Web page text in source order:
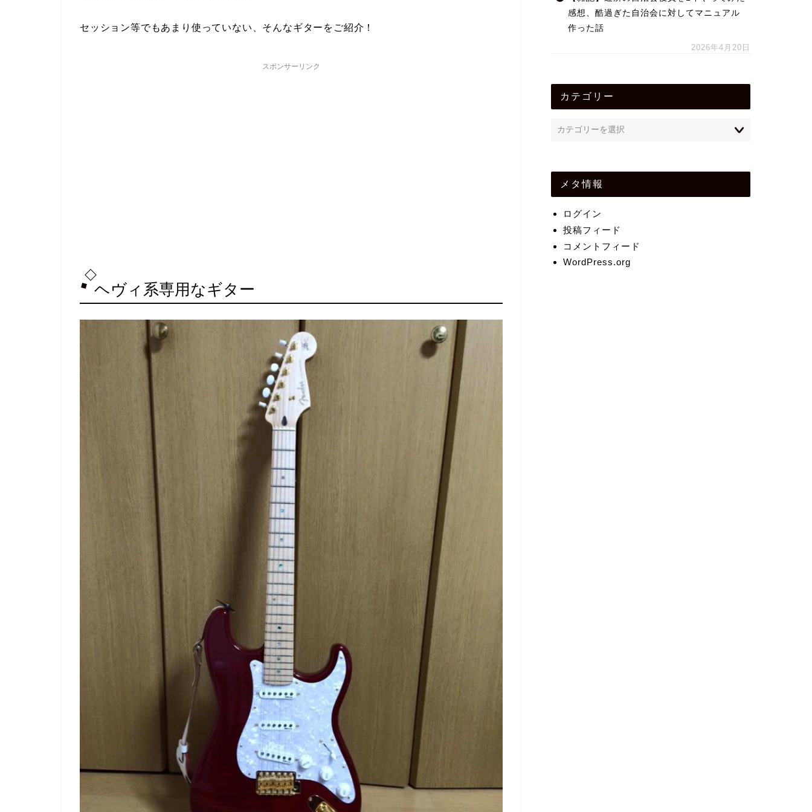
セッション等でもあまり使っていない、そんなギターをご紹介！
スポンサーリンク
ヘヴィ系専用なギター
感想、酷過ぎた自治会に対してマニュアル
作った話
2026年4月20日
カテゴリー
メタ情報
ログイン
投稿フィード
コメントフィード
WordPress.org